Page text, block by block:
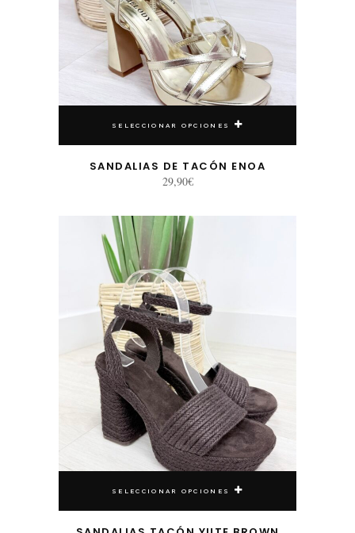
SELECCIONAR OPCIONES
SANDALIAS DE TACÓN ENOA
29,90€
SELECCIONAR OPCIONES